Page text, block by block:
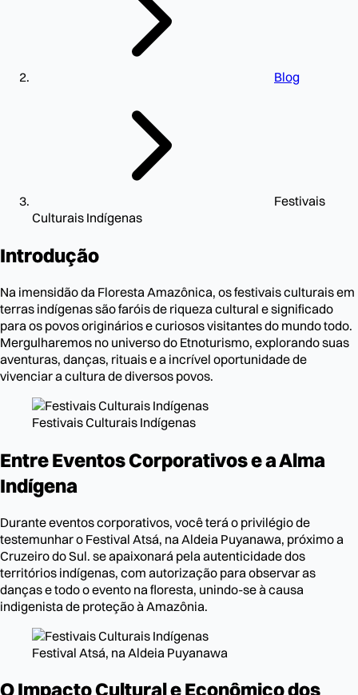
Blog
Festivais
Culturais Indígenas
Introdução
Na imensidão da Floresta Amazônica, os festivais culturais em
terras indígenas são faróis de riqueza cultural e significado
para os povos originários e curiosos visitantes do mundo todo.
Mergulharemos no universo do Etnoturismo, explorando suas
aventuras, danças, rituais e a incrível oportunidade de
vivenciar a cultura de diversos povos.
Festivais Culturais Indígenas
Entre Eventos Corporativos e a Alma
Indígena
Durante eventos corporativos, você terá o privilégio de
testemunhar o Festival Atsá, na Aldeia Puyanawa, próximo a
Cruzeiro do Sul. se apaixonará pela autenticidade dos
territórios indígenas, com autorização para observar as
danças e todo o evento na floresta, unindo-se à causa
indigenista de proteção à Amazônia.
Festival Atsá, na Aldeia Puyanawa
O Impacto Cultural e Econômico dos